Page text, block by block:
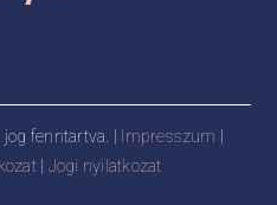
fenntartva. | Impresszum
| Jogi nyilatkozat